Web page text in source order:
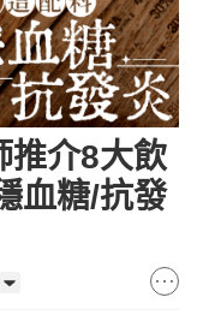
推介8大飲
血糖/抗發